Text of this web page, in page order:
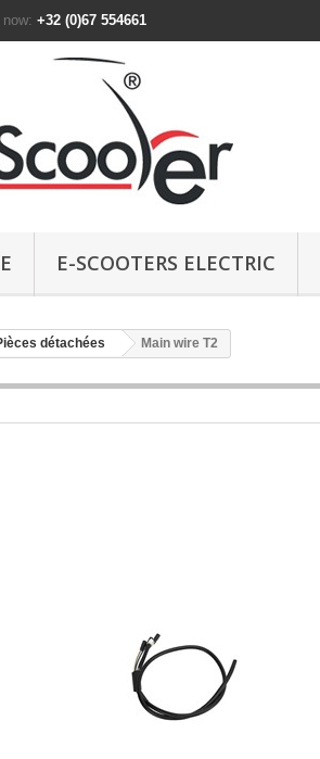
+32 (0)67 554661
E-SCOOTERS ELECTRIC
détachées Main wire T2